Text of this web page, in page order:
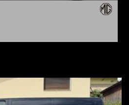
360+SEDILI RISC